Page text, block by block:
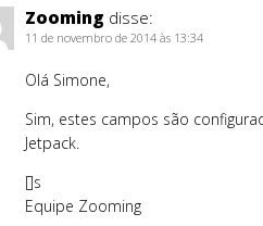
Zooming disse:
11 de novembro de 2014 às 13:34
Olá Simone,
Sim, estes campos são
Jetpack.
[]s
Equipe Zooming